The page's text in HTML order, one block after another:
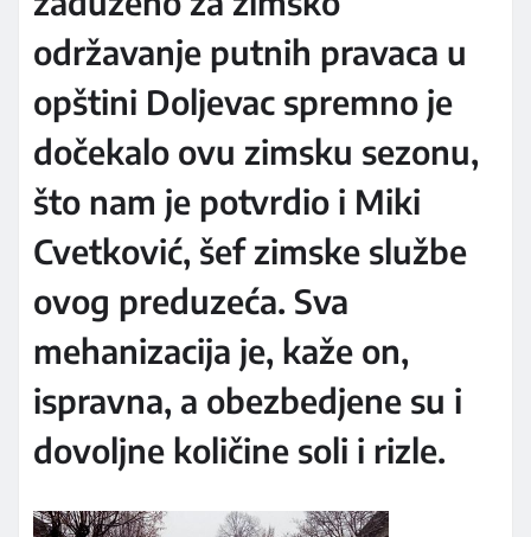
održavanje putnih pravaca u
opštini Doljevac spremno je
dočekalo ovu zimsku sezonu,
što nam je potvrdio i Miki
Cvetković, šef zimske službe
ovog preduzeća. Sva
mehanizacija je, kaže on,
ispravna, a obezbedjene su i
dovoljne količine soli i rizle.